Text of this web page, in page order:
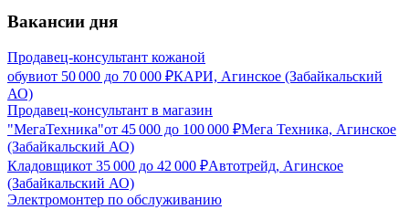
Вакансии дня
Продавец-консультант кожаной
обувиот 50 000 до 70 000 ₽КАРИ, Агинское (Забайкальский
АО)
Продавец-консультант в магазин
"МегаТехника"от 45 000 до 100 000 ₽Мега Техника, Агинское
(Забайкальский АО)
Кладовщикот 35 000 до 42 000 ₽Автотрейд, Агинское
(Забайкальский АО)
Электромонтер по обслуживанию